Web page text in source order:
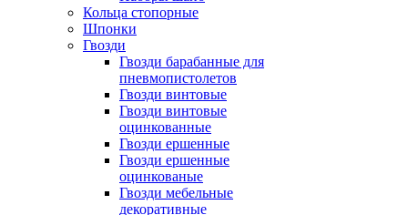
Кольца стопорные
Шпонки
Гвозди
Гвозди барабанные для
пневмопистолетов
Гвозди винтовые
Гвозди винтовые
оцинкованные
Гвозди ершенные
Гвозди ершенные
оцинкованые
Гвозди мебельные
декоративные